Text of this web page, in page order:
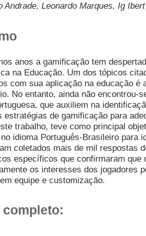
Andrade, Leonardo Marques, Ig
anos a gamificação tem
na Educação. Um dos tópicos
com sua aplicação na educação é
No entanto, ainda não encontrou-
que auxiliem na
estratégias de gamificação para
trabalho, teve como principal
idioma Português-Brasileiro para
coletados mais de mil respostas
específicos que confirmaram que
os interesses dos jogadores
equipe e customização.
completo: